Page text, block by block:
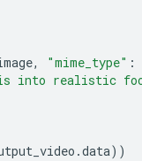
, "mime_type" :
into realistic
.data))